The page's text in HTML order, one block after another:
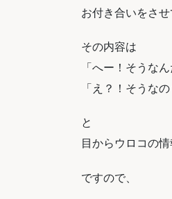
お付き合いをさ
その内容は
「へー！そうなん
「え？！そうなの
と
目からウロコの
ですので、